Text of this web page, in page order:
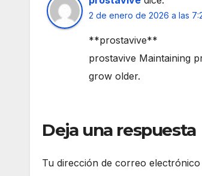
2 de enero de 2026 a las
**prostavive**
prostavive Maintaining
grow older.
Deja una respuesta
Tu dirección de correo